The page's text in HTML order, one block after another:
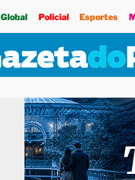
Global Policial Esportes